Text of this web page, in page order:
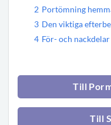
2 Portömning
3 Den viktiga
4 För- och
Till
Till